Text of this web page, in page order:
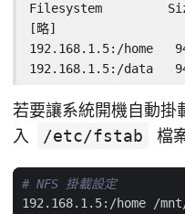
Filesystem         Size
[略]
192.168.1.5:/home
192.168.1.5:/data
若要讓系統開機自動掛
入
/etc/fstab 檔
# NFS 掛載設定
192.168.1.5:/home /